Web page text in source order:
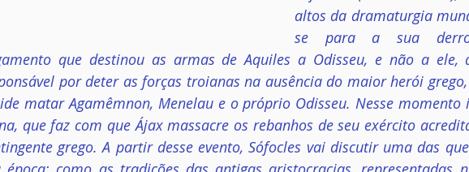
altos da dramaturgia
se para a sua
que destinou as armas de Aquiles a Odisseu, e não a ele,
por deter as forças troianas na ausência do maior herói
matar Agamêmnon, Menelau e o próprio Odisseu. Nesse momento
que faz com que Ájax massacre os rebanhos de seu exército
grego. A partir desse evento, Sófocles vai discutir uma das